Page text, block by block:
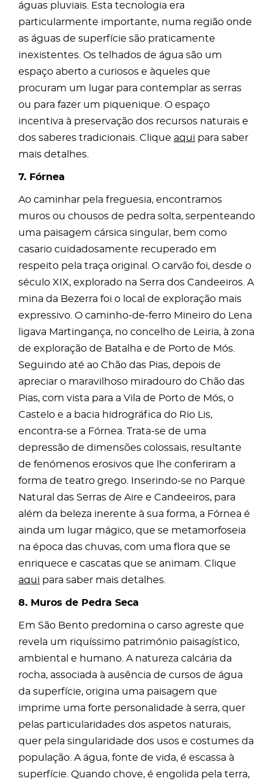
águas pluviais. Esta tecnologia era
particularmente importante, numa região onde
as águas de superfície são praticamente
inexistentes. Os telhados de água são um
espaço aberto a curiosos e àqueles que
procuram um lugar para contemplar as serras
ou para fazer um piquenique. O espaço
incentiva à preservação dos recursos naturais e
dos saberes tradicionais. Clique aqui para saber
mais detalhes.
7. Fórnea
Ao caminhar pela freguesia, encontramos
muros ou chousos de pedra solta, serpenteando
uma paisagem cársica singular, bem como
casario cuidadosamente recuperado em
respeito pela traça original. O carvão foi, desde o
século XIX, explorado na Serra dos Candeeiros. A
mina da Bezerra foi o local de exploração mais
expressivo. O caminho-de-ferro Mineiro do Lena
ligava Martingança, no concelho de Leiria, à zona
de exploração de Batalha e de Porto de Mós.
Seguindo até ao Chão das Pias, depois de
apreciar o maravilhoso miradouro do Chão das
Pias, com vista para a Vila de Porto de Mós, o
Castelo e a bacia hidrográfica do Rio Lis,
encontra-se a Fórnea. Trata-se de uma
depressão de dimensões colossais, resultante
de fenómenos erosivos que lhe conferiram a
forma de teatro grego. Inserindo-se no Parque
Natural das Serras de Aire e Candeeiros, para
além da beleza inerente à sua forma, a Fórnea é
ainda um lugar mágico, que se metamorfoseia
na época das chuvas, com uma flora que se
enriquece e cascatas que se animam. Clique
aqui para saber mais detalhes.
8. Muros de Pedra Seca
Em São Bento predomina o carso agreste que
revela um riquíssimo património paisagístico,
ambiental e humano. A natureza calcária da
rocha, associada à ausência de cursos de água
da superfície, origina uma paisagem que
imprime uma forte personalidade à serra, quer
pelas particularidades dos aspetos naturais,
quer pela singularidade dos usos e costumes da
população. A água, fonte de vida, é escassa à
superfície. Quando chove, é engolida pela terra,